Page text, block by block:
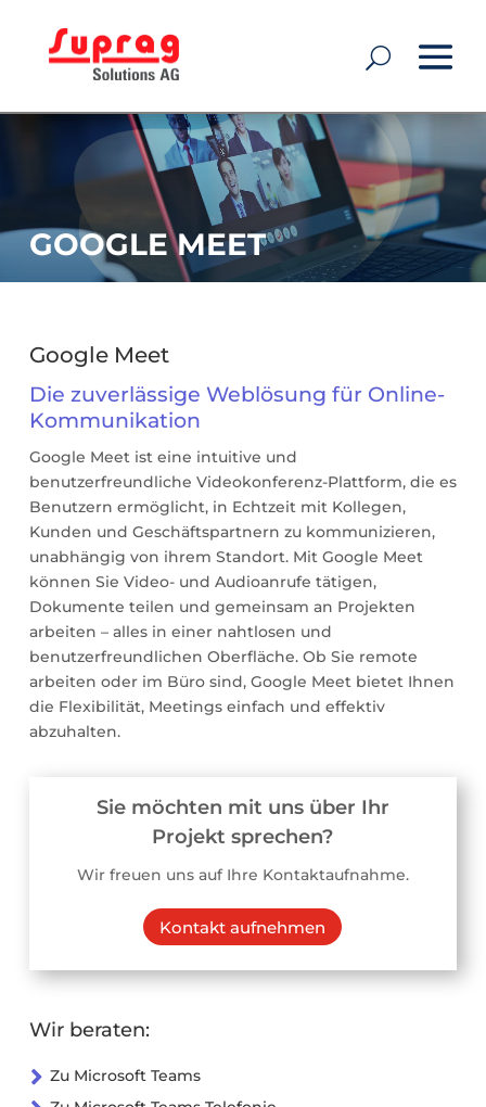
GOOGLE MEET
Google Meet
Die zuverlässige Weblösung für Online-
Kommunikation
Google Meet ist eine intuitive und
benutzerfreundliche Videokonferenz-Plattform, die es
Benutzern ermöglicht, in Echtzeit mit Kollegen,
Kunden und Geschäftspartnern zu kommunizieren,
unabhängig von ihrem Standort. Mit Google Meet
können Sie Video- und Audioanrufe tätigen,
Dokumente teilen und gemeinsam an Projekten
arbeiten – alles in einer nahtlosen und
benutzerfreundlichen Oberfläche. Ob Sie remote
arbeiten oder im Büro sind, Google Meet bietet Ihnen
die Flexibilität, Meetings einfach und effektiv
abzuhalten.
Sie möchten mit uns über Ihr
Projekt sprechen?
Wir freuen uns auf Ihre Kontaktaufnahme.
Kontakt aufnehmen
Wir beraten:
 Zu Microsoft Teams